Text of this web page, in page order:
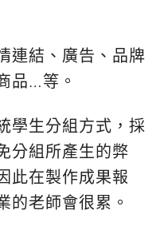
連結、廣告、品牌
品…等。
學生分組方式，採
分組所產生的弊
此在製作成果報
的老師會很累。